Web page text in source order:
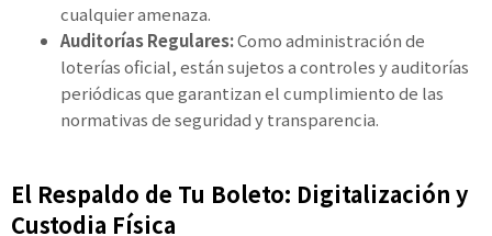
cualquier amenaza.
Auditorías Regulares:Como administración de
loterías oficial, están sujetos a controles y auditorías
periódicas que garantizan el cumplimiento de las
normativas de seguridad y transparencia.
El Respaldo de Tu Boleto: Digitalización y
Custodia Física